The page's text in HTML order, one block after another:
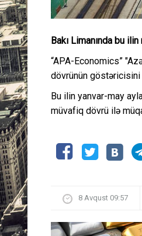
Bakı Limanında bu
“APA-Economics”
dövrünün
Bu ilin yanvar-may
müvafiq dövrü ilə
8 Avqust 09:57